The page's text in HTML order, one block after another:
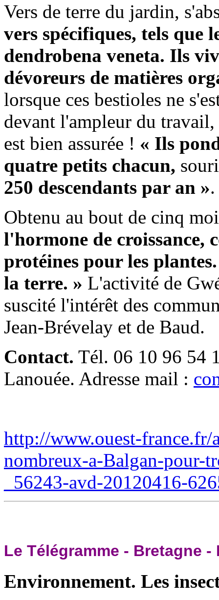
Vers de terre du jardin,
vers spécifiques, tels que
dendrobena veneta. Ils
dévoreurs de matières
lorsque ces bestioles ne
devant l'ampleur du
est bien assurée ! « Ils
quatre petits chacun,
250 descendants par an ».
Obtenu au bout de cinq
l'hormone de croissance,
protéines pour les
la terre. » L'activité de
suscité l'intérêt des
Jean-Brévelay et de Baud.
Contact. Tél. 06 10 96 54
Lanouée. Adresse mail :
http://www.ouest-france.fr/
nombreux-a-Balgan-pour-
_56243-avd-20120416-
Le Télégramme - Bretagne
Environnement. Les